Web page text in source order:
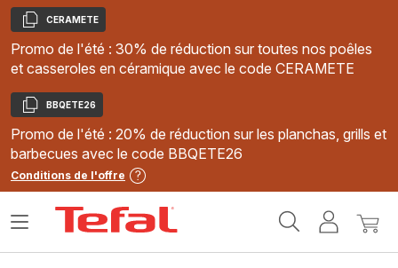
Copier
CERAMETE
Promo de l'été : 30% de réduction sur toutes nos poêles
et casseroles en céramique avec le code CERAMETE
Copier
BBQETE26
Promo de l'été : 20% de réduction sur les planchas, grills et
barbecues avec le code BBQETE26
Conditions de l'offre
MonMon
Ouvrir